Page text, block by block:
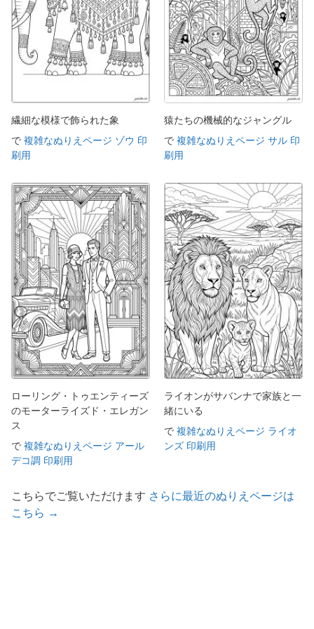
繊細な模様で飾られた象
で 複雑なぬりえページ ゾウ 印
刷用
猿たちの機械的なジャングル
で 複雑なぬりえページ サル 印
刷用
ローリング・トゥエンティーズ
のモーターライズド・エレガン
ス
で 複雑なぬりえページ アール
デコ調 印刷用
ライオンがサバンナで家族と一
緒にいる
で 複雑なぬりえページ ライオ
ンズ 印刷用
こちらでご覧いただけます さらに最近のぬりえページは
こちら →